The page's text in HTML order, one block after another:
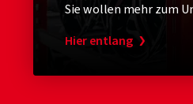
Sie wollen mehr zum
Hier entlang